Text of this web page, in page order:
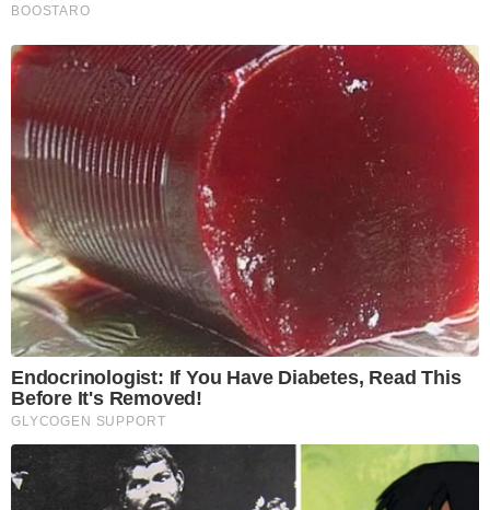
BOOSTARO
Endocrinologist: If You Have Diabetes, Read This
Before It's Removed!
GLYCOGEN SUPPORT